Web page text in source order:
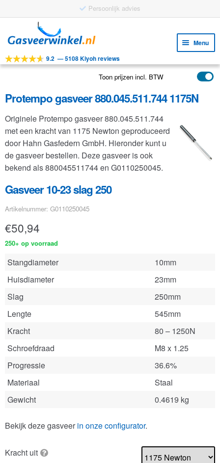
Persoonlijk advies
door
navigatie
naar
inhoud
Menu
Tools
Toepassingen
Klantenservice
FAQ
9.2 —5108 Kiyoh reviews
Toon prijzen incl. BTW
Protempo gasveer 880.045.511.744 1175N
Originele Protempo gasveer 880.045.511.744
met een kracht van 1175 Newton geproduceerd
door Hahn Gasfedern GmbH. Hieronder kunt u
de gasveer bestellen. Deze gasveer is ook
bekend als 880045511744 en G0110250045.
Gasveer 10-23 slag 250
Artikelnummer: G0110250045
€50,94
250+ op voorraad
Stangdiameter
10mm
Huisdiameter
23mm
Slag
250mm
Lengte
545mm
Kracht
80 – 1250N
Schroefdraad
M8 x 1.25
Progressie
36.6%
Materiaal
Staal
Gewicht
0.4619 kg
Bekijk deze gasveer in onze configurator.
Kracht uit